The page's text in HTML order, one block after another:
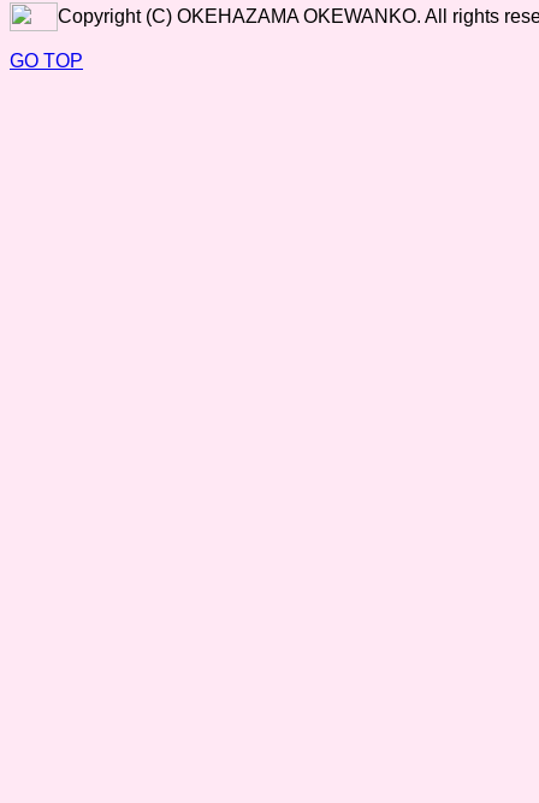
Copyright (C) OKEHAZAMA OKEWANKO. All rights
GO TOP